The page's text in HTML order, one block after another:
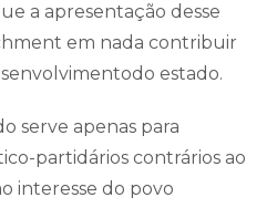
a apresentação desse
em nada contribuir
estado.
serve apenas para
partidários contrários ao
interesse do povo